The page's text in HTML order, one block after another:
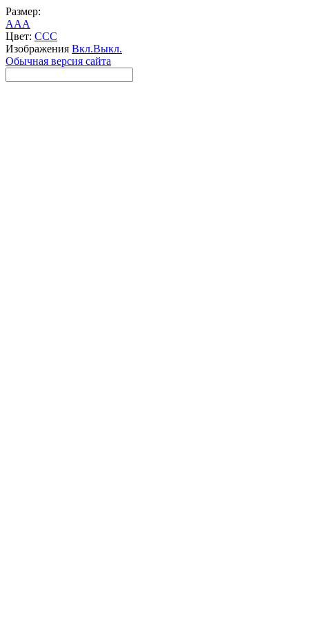
Размер:
AAA
Цвет: CCC
Изображения Вкл.Выкл.
Обычная версия сайта